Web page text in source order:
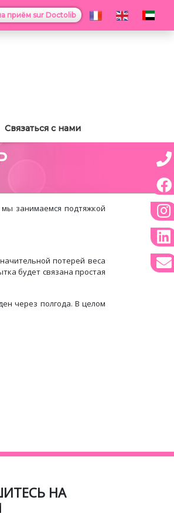
приём sur Doctolib
Связаться с нами
занимаемся подтяжкой
потерей веса
будет связана простая
через полгода. В целом
НА